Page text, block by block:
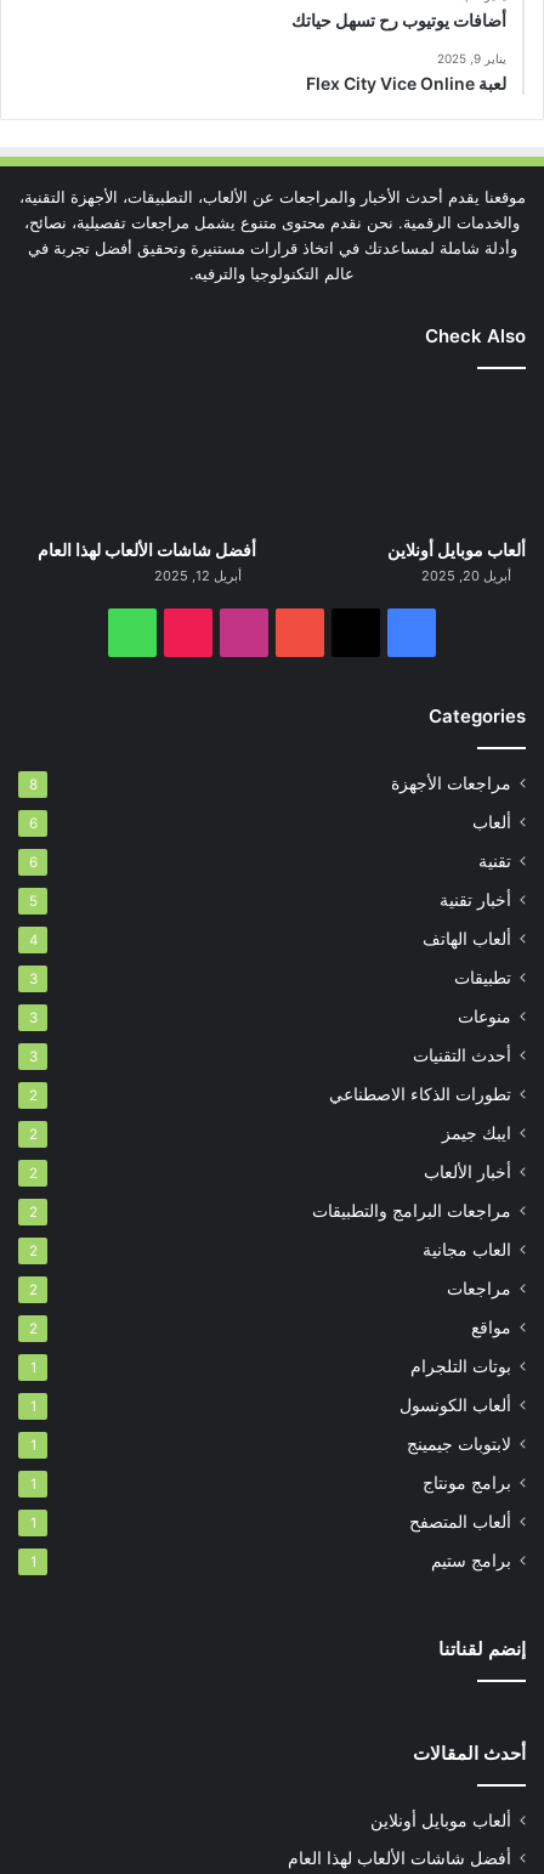
أضافات يوتيوب رح تسهل حياتك
يناير 9, 2025
لعبة Flex City Vice Online
موقعنا يقدم أحدث الأخبار والمراجعات عن الألعاب، التطبيقات، الأجهزة التقنية،
والخدمات الرقمية. نحن نقدم محتوى متنوع يشمل مراجعات تفصيلية، نصائح،
وأدلة شاملة لمساعدتك في اتخاذ قرارات مستنيرة وتحقيق أفضل تجربة في
عالم التكنولوجيا والترفيه.
Check Also
ألعاب موبايل أونلاين
أبريل 20, 2025
أفضل شاشات الألعاب لهذا العام
أبريل 12, 2025
Categories
مراجعات الأجهزة 8
ألعاب 6
تقنية 6
أخبار تقنية 5
ألعاب الهاتف 4
تطبيقات 3
منوعات 3
أحدث التقنيات 3
تطورات الذكاء الاصطناعي 2
ايبك جيمز 2
أخبار الألعاب 2
مراجعات البرامج والتطبيقات 2
العاب مجانية 2
مراجعات 2
مواقع 2
بوتات التلجرام 1
ألعاب الكونسول 1
لابتوبات جيمينج 1
برامج مونتاج 1
ألعاب المتصفح 1
برامج ستيم 1
إنضم لقناتنا
أحدث المقالات
ألعاب موبايل أونلاين
أفضل شاشات الألعاب لهذا العام